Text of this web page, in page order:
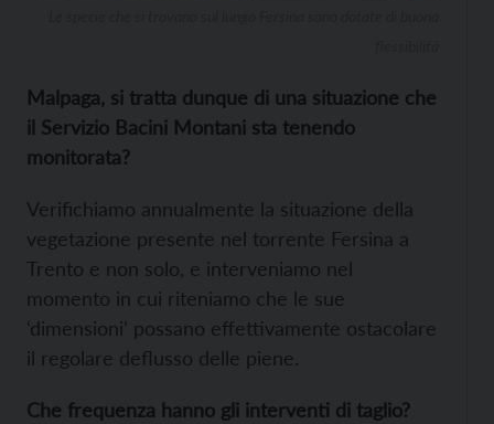
Malpaga, si tratta dunque di una situazione che
il Servizio Bacini Montani sta tenendo
monitorata?
Verifichiamo annualmente la situazione della
vegetazione presente nel torrente Fersina a
Trento e non solo, e interveniamo nel
momento in cui riteniamo che le sue
‘dimensioni’ possano effettivamente ostacolare
il regolare deflusso delle piene.
Che frequenza hanno gli interventi di taglio?